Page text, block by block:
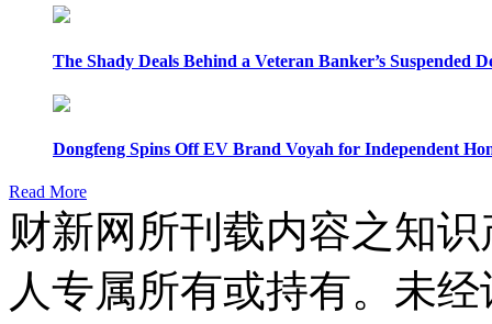
The Shady Deals Behind a Veteran Banker’s Suspended
Dongfeng Spins Off EV Brand Voyah for Independent
Read More
财新网所刊载内容之知
人专属所有或持有。未